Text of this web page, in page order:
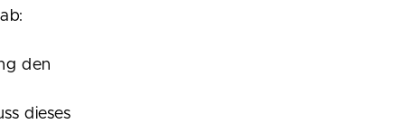
den
dieses